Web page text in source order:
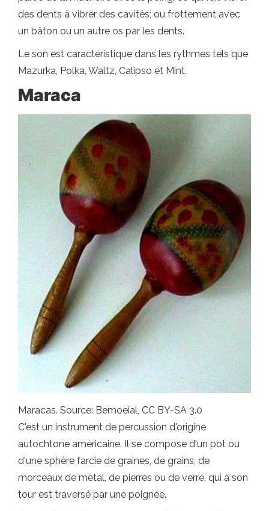
des dents à vibrer des cavités; ou frottement avec
un bâton ou un autre os par les dents.
Le son est caractéristique dans les rythmes tels que
Mazurka, Polka, Waltz, Calipso et Mint.
Maraca
Maracas. Source: Bemoeial, CC BY-SA 3.0
C'est un instrument de percussion d'origine
autochtone américaine. Il se compose d'un pot ou
d'une sphère farcie de graines, de grains, de
morceaux de métal, de pierres ou de verre, qui à son
tour est traversé par une poignée.